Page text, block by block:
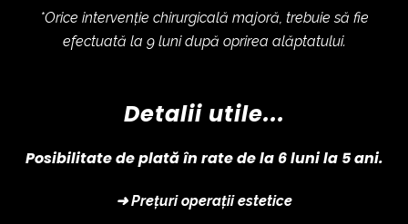
*Orice intervenție chirurgicală majoră, trebuie să fie
efectuată la 9 luni după oprirea alăptatului.
Detalii utile...
Posibilitate de plată în rate de la 6 luni la 5 ani.
➜ Prețuri operații estetice